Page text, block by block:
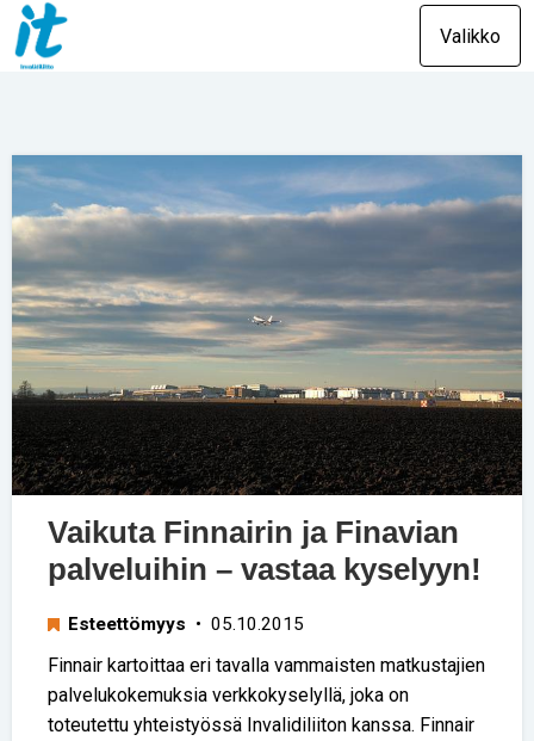
Valikko
Vaikuta Finnairin ja Finavian
palveluihin – vastaa kyselyyn!
Esteettömyys • 05.10.2015
Finnair kartoittaa eri tavalla vammaisten matkustajien
palvelukokemuksia verkkokyselyllä, joka on
toteutettu yhteistyössä Invalidiliiton kanssa. Finnair